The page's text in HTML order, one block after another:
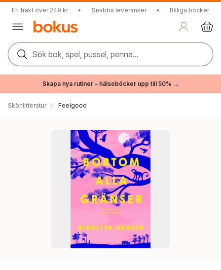
Fri frakt över 249 kr • Snabba leveranser • Billiga böcker
Sök bok, spel, pussel, penna...
Skapa nya rutiner – hälsoböcker upp till 50% →
Skönlitteratur Feelgood